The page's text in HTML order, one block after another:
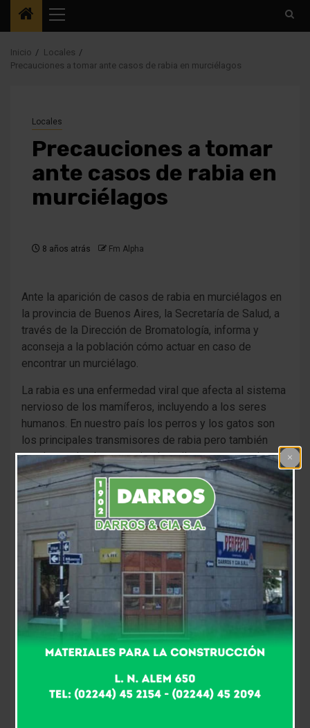
Menú
principal
Inicio
Locales
Precauciones a tomar ante casos de rabia en murciélagos
Locales
Precauciones a tomar
ante casos de rabia en
murciélagos
8 años atrás Fm Alpha
Ante la aparición de casos de rabia en murciélagos en
la provincia de Buenos Aires, la Secretaría de Salud, a
través de la Dirección de Bromatología, informa y
aconseja a la población cómo actuar en caso de
encontrar un murciélago.
La rabia es una enfermedad viral que afecta al sistema
nervioso de los mamíferos, incluyendo a los seres
humanos. En nuestro país los perros y los gatos son
los principales transmisores de rabia pero también
pueden serlo algunos animales silvestres como los
murciélagos y los zorros.
El virus está presente sobre todo en la saliva y el
cerebro de todos los animales afectados. Se puede
transmitir a través de la herida causada por una
mordedura, o bien cuando el animal lame una parte del
cuerpo de la persona lastimada recientemente.
Precauciones a tomar:
– Quienes encuentren murciélagos de día, heridos o
muertos, deben aislarlos, por ejemplo colocar un balde,
y comunicarse inmediatamente con la Dirección de
pertinentes.